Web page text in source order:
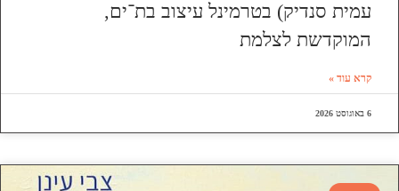
עמית סנדיק) בטרמינל עיצוב בת־ים,
המוקדשת לצלמת
קרא עוד »
6 באוגוסט 2026